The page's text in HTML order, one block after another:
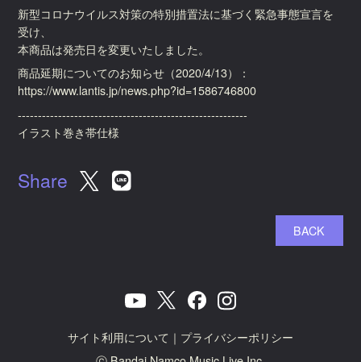
新型コロナウイルス対策の特別措置法に基づく緊急事態宣言を
受け、
本商品は発売日を変更いたしました。
商品延期についてのお知らせ（2020/4/13）：
https://www.lantis.jp/news.php?id=1586746800
---------------------------------------------------------
イラスト巻き帯仕様
Share
BACK
サイト利用について ｜ プライバシーポリシー